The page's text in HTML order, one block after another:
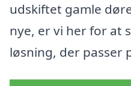
udskiftet gamle
nye, er vi her for at
løsning, der passer